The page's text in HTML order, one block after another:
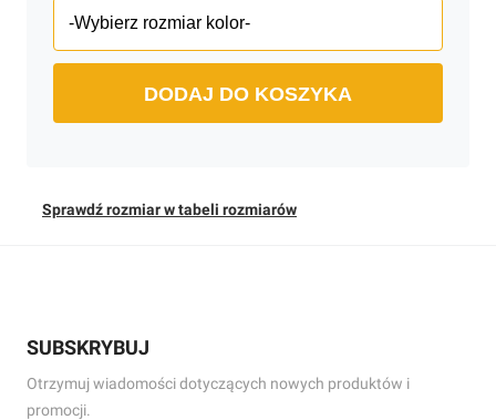
DODAJ DO KOSZYKA
Sprawdź rozmiar w tabeli rozmiarów
SUBSKRYBUJ
Otrzymuj wiadomości dotyczących nowych produktów i
promocji.